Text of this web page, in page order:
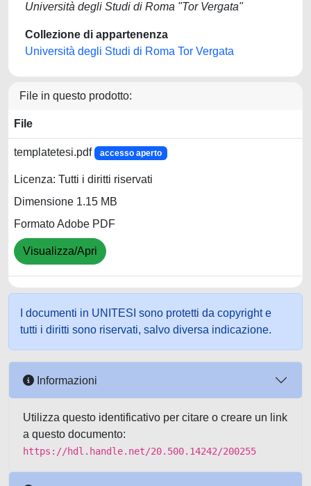
Università degli Studi di Roma "Tor Vergata"
Collezione di appartenenza
Università degli Studi di Roma Tor Vergata
File in questo prodotto:
File
templatetesi.pdf accesso aperto
Licenza: Tutti i diritti riservati
Dimensione 1.15 MB
Formato Adobe PDF
Visualizza/Apri
I documenti in UNITESI sono protetti da copyright e
tutti i diritti sono riservati, salvo diversa indicazione.
Informazioni
Utilizza questo identificativo per citare o creare un link
a questo documento:
https://hdl.handle.net/20.500.14242/200255